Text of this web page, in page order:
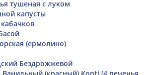
тушеная с луком
капусты
(ермолино)
Бездрожжевой